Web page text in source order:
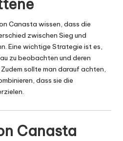
Canasta wissen, dass die
zwischen Sieg und
Eine wichtige Strategie ist es,
zu beobachten und deren
sollte man darauf achten,
dass sie die
Canasta